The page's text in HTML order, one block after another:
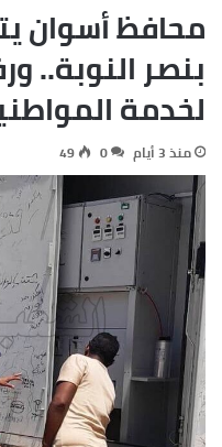
محافظ أسوان
بنصر النوبة..
لخدمة
منذ 3 أيام 0
49